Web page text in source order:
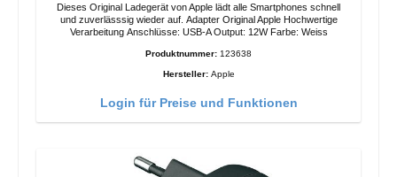
Dieses Original Ladegerät von Apple lädt alle Smartphones schnell
und zuverlässsig wieder auf. Adapter Original Apple Hochwertige
Verarbeitung Anschlüsse: USB-A Output: 12W Farbe: Weiss
Produktnummer: 123638
Hersteller: Apple
Login für Preise und Funktionen